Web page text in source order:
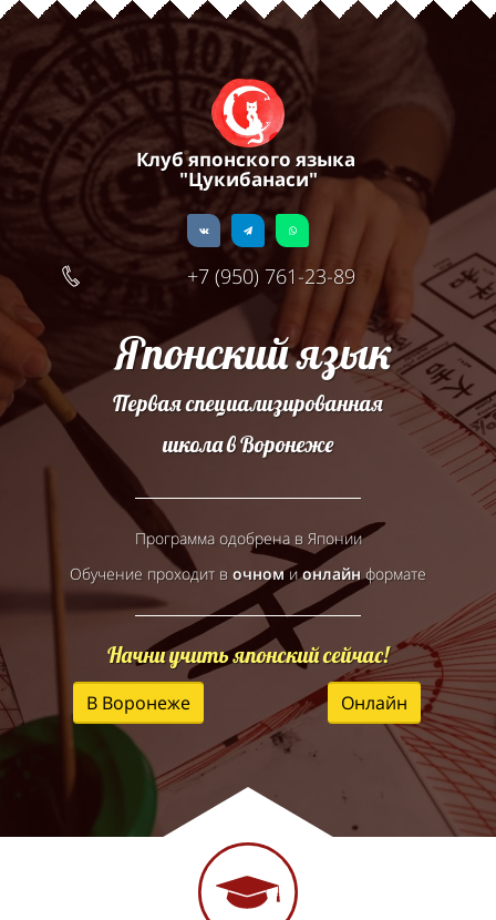
Клуб японского языка
"Цукибанаси"
+7 (950) 761-23-89
Японский язык
Первая специализированная
школа в Воронеже
Программа одобрена в Японии
Обучение проходит в очномионлайнформате
Начни учить японский сейчас!
В Воронеже Онлайн